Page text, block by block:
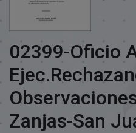
02399-Oficio
Zanjas-San